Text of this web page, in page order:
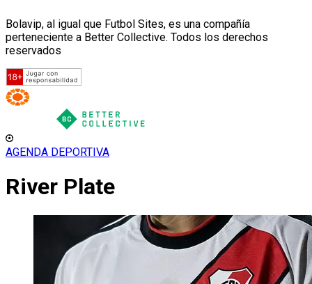
Bolavip, al igual que Futbol Sites, es una compañía
perteneciente a Better Collective. Todos los derechos
reservados
AGENDA DEPORTIVA
River Plate